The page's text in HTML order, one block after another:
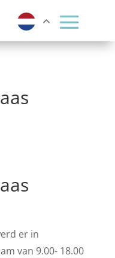
er in
van 9.00- 18.00